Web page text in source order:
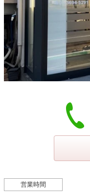
営業時間